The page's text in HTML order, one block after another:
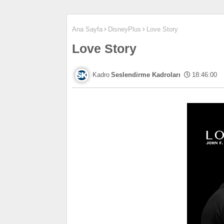
Ana Sayfa DisneyPlus Love Story
Love Story
Seslendirme Kadroları 18:46:00